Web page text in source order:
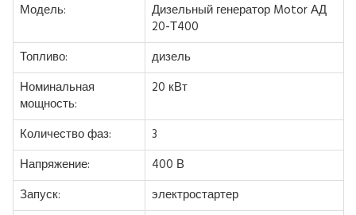
Модель:
Дизельный генератор Motor АД
20-Т400
Топливо:
дизель
Номинальная
мощность:
20 кВт
Количество фаз:
3
Напряжение:
400 В
Запуск:
электростартер